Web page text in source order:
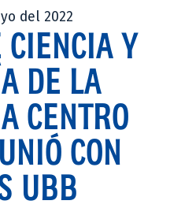
del 2022
Y
DE LA
CENTRO
CON
UBB